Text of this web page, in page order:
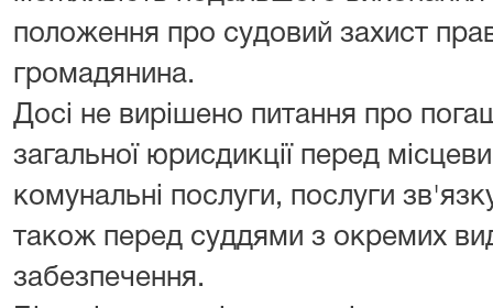
положення про судовий захист
громадянина.
Досі не вирішено питання про
загальної юрисдикції перед
комунальні послуги, послуги
також перед суддями з окремих
забезпечення.